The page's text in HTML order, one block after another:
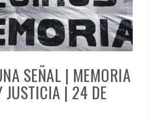
SEÑAL | Se echan los dados éticos de la
DE AGOSTO: SOBERANIA TERRITORIAL,
ECONOMICA Y POLITICA
SEÑAL | MEMORIA
JUSTICIA | 24 DE